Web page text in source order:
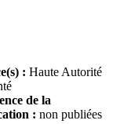
: Haute Autorité
de la
: non publiées